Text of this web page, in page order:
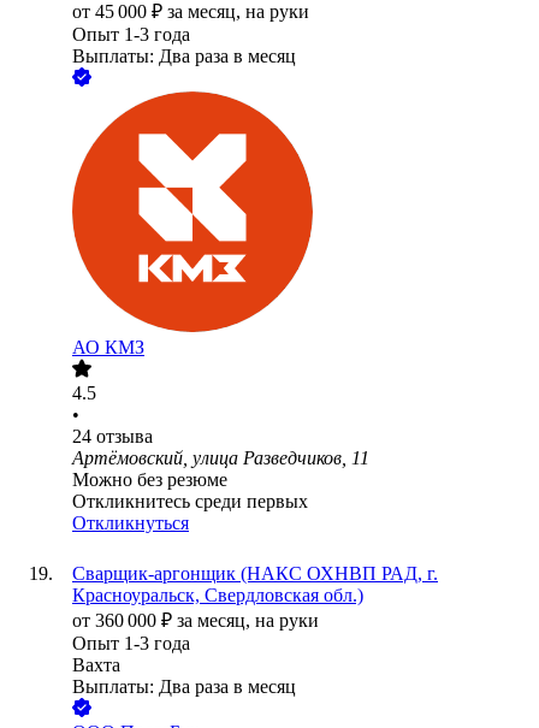
от 45 000 ₽ за месяц, на руки
Опыт 1-3 года
Выплаты: Два раза в месяц
АО КМЗ
4.5
•
24 отзыва
Артёмовский, улица Разведчиков, 11
Можно без резюме
Откликнитесь среди первых
Откликнуться
Сварщик-аргонщик (НАКС ОХНВП РАД, г.
Красноуральск, Свердловская обл.)
от 360 000 ₽ за месяц, на руки
Опыт 1-3 года
Вахта
Выплаты: Два раза в месяц